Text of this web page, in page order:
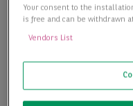
Preiswerte
Bürofläche
Teilbar ab
Your consent to the
is free and can be withdrawn
Vendors List